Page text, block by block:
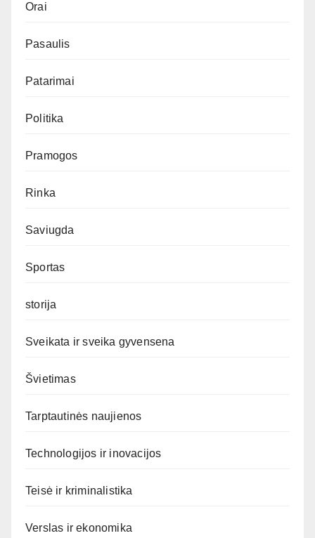
Orai
Pasaulis
Patarimai
Politika
Pramogos
Rinka
Saviugda
Sportas
storija
Sveikata ir sveika gyvensena
Švietimas
Tarptautinės naujienos
Technologijos ir inovacijos
Teisė ir kriminalistika
Verslas ir ekonomika